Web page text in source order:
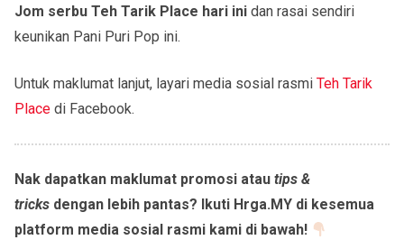
Jom serbu Teh Tarik Place hari ini dan rasai sendiri
keunikan Pani Puri Pop ini.
Untuk maklumat lanjut, layari media sosial rasmi Teh Tarik
Place di Facebook.
Nak dapatkan maklumat promosi atau tips &
tricks dengan lebih pantas? Ikuti Hrga.MY di kesemua
platform media sosial rasmi kami di bawah!